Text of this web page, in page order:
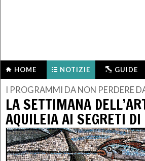
HOME NOTIZIE GUIDE
I PROGRAMMI DA NON PERDERE
LA SETTIMANA
AQUILEIA AI SEGRETI